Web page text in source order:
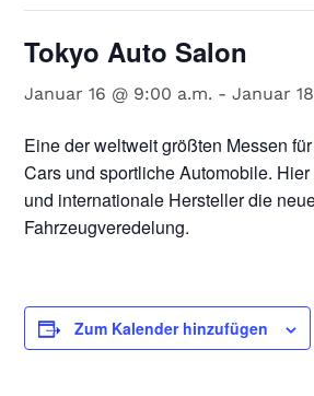
Tokyo Auto Salon
Januar 16 @ 9:00 a.m. -Januar
Eine der weltweit größten Messen
Cars und sportliche Automobile.
und internationale Hersteller die
Fahrzeugveredelung.
Zum Kalender hinzufügen